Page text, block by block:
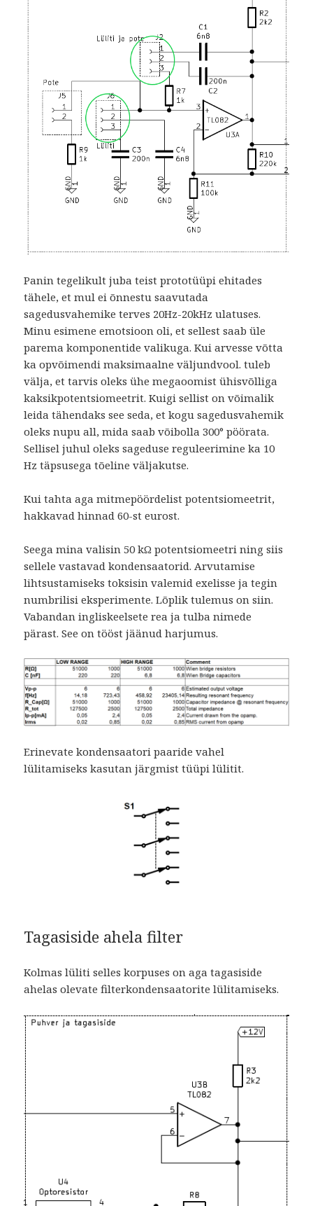
Panin tegelikult juba teist prototüüpi ehitades
tähele, et mul ei õnnestu saavutada
sagedusvahemike terves 20Hz-20kHz ulatuses.
Minu esimene emotsioon oli, et sellest saab üle
parema komponentide valikuga. Kui arvesse võtta
ka opvõimendi maksimaalne väljundvool. tuleb
välja, et tarvis oleks ühe megaoomist ühisvõlliga
kaksikpotentsiomeetrit. Kuigi sellist on võimalik
leida tähendaks see seda, et kogu sagedusvahemik
oleks nupu all, mida saab võibolla 300° pöörata.
Sellisel juhul oleks sageduse reguleerimine ka 10
Hz täpsusega tõeline väljakutse.
Kui tahta aga mitmepöördelist potentsiomeetrit,
hakkavad hinnad 60-st eurost.
Seega mina valisin 50 kΩ potentsiomeetri ning siis
sellele vastavad kondensaatorid. Arvutamise
lihtsustamiseks toksisin valemid exelisse ja tegin
numbrilisi eksperimente. Lõplik tulemus on siin.
Vabandan ingliskeelsete rea ja tulba nimede
pärast. See on tööst jäänud harjumus.
Erinevate kondensaatori paaride vahel
lülitamiseks kasutan järgmist tüüpi lülitit.
Tagasiside ahela filter
Kolmas lüliti selles korpuses on aga tagasiside
ahelas olevate filterkondensaatorite lülitamiseks.